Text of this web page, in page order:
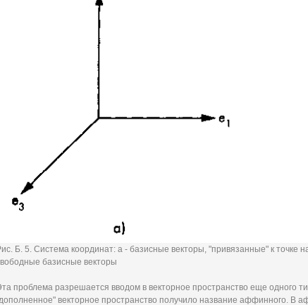
Б. 5. Система координат: а - базисные векторы, "привязанные" к точке
базисные векторы
проблема разрешается вводом в векторное пространство еще одного
векторное пространство получило название аффинного. В